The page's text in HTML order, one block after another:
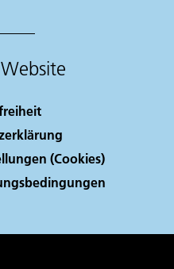
(Cookies)